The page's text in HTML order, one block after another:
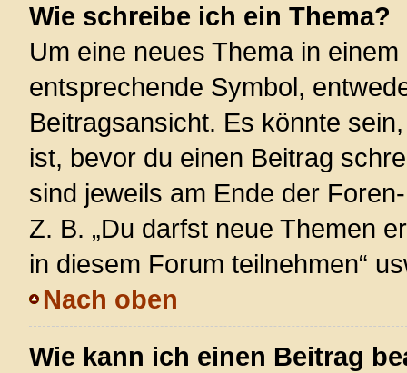
Wie schreibe ich ein Thema?
Um eine neues Thema in
entsprechende Symbol,
Beitragsansicht. Es könnte
ist, bevor du einen Beitrag
sind jeweils am Ende der
Z. B. „Du darfst neue Themen
in diesem Forum teilnehmen“
Nach oben
Wie kann ich einen Beitrag